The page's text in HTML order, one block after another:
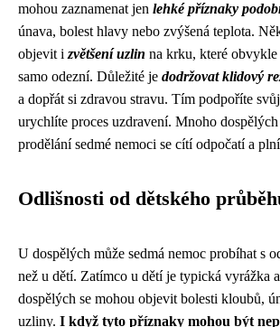
mohou zaznamenat jen lehké příznaky
únava, bolest hlavy nebo zvýšená teplota.
objevit i zvětšení uzlin na krku, které obvykle
samo odezní. Důležité je dodržovat klidový
a dopřát si zdravou stravu. Tím podpoříte
urychlíte proces uzdravení. Mnoho
prodělání sedmé nemoci se cítí odpočatí a
Odlišnosti od dětského
U dospělých může sedmá nemoc probíhat s
než u dětí. Zatímco u dětí je typická vyrážka
dospělých se mohou objevit bolesti kloubů,
uzliny. I když tyto příznaky mohou být